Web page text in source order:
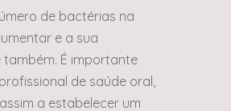
de bactérias na
e a sua
É importante
de saúde oral,
a estabelecer um